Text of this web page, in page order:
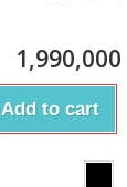
Add to cart